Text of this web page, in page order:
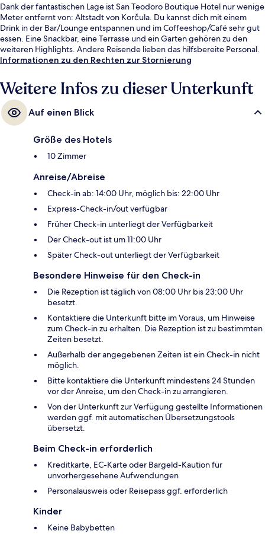
Dank der fantastischen Lage ist San Teodoro Boutique Hotel nur wenige
Meter entfernt von: Altstadt von Korčula. Du kannst dich mit einem
Drink in der Bar/Lounge entspannen und im Coffeeshop/Café sehr gut
essen. Eine Snackbar, eine Terrasse und ein Garten gehören zu den
weiteren Highlights. Andere Reisende lieben das hilfsbereite Personal.
Informationen zu den Rechten zur Stornierung
Weitere Infos zu dieser Unterkunft
Auf einen Blick
Größe des Hotels
10 Zimmer
Anreise/Abreise
Check-in ab: 14:00 Uhr, möglich bis: 22:00 Uhr
Express-Check-in/out verfügbar
Früher Check-in unterliegt der Verfügbarkeit
Der Check-out ist um 11:00 Uhr
Später Check-out unterliegt der Verfügbarkeit
Besondere Hinweise für den Check-in
Die Rezeption ist täglich von 08:00 Uhr bis 23:00 Uhr
besetzt.
Kontaktiere die Unterkunft bitte im Voraus, um Hinweise
zum Check-in zu erhalten. Die Rezeption ist zu bestimmten
Zeiten besetzt.
Außerhalb der angegebenen Zeiten ist ein Check-in nicht
möglich.
Bitte kontaktiere die Unterkunft mindestens 24 Stunden
vor der Anreise, um den Check-in zu arrangieren.
Von der Unterkunft zur Verfügung gestellte Informationen
werden ggf. mit automatischen Übersetzungstools
übersetzt.
Beim Check-in erforderlich
Kreditkarte, EC-Karte oder Bargeld-Kaution für
unvorhergesehene Aufwendungen
Personalausweis oder Reisepass ggf. erforderlich
Kinder
Keine Babybetten